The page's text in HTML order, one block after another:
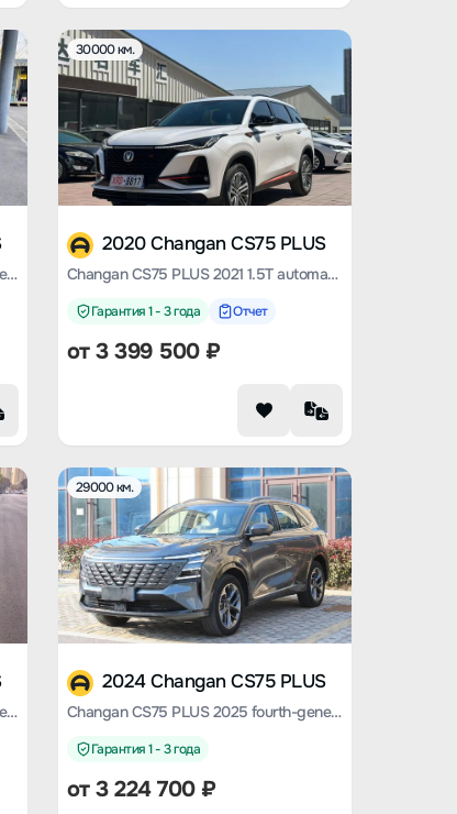
Changan CS75 PLUS 2025 fourth-generation 1.5T new Blue Whale Smart Exclusive type
30000 км.
2020 Changan CS75 PLUS
Changan CS75 PLUS 2021 1.5T automatic luxury type
Гарантия 1 - 3 года Отчет
от3 399 500₽
Changan CS75 PLUS 2025 fourth-generation 1.5T new Blue Whale Smart Exclusive type
29000 км.
2024 Changan CS75 PLUS
Changan CS75 PLUS 2025 fourth-generation 1.5T new Blue Whale Smart Exclusive type
Гарантия 1 - 3 года
от3 224 700₽